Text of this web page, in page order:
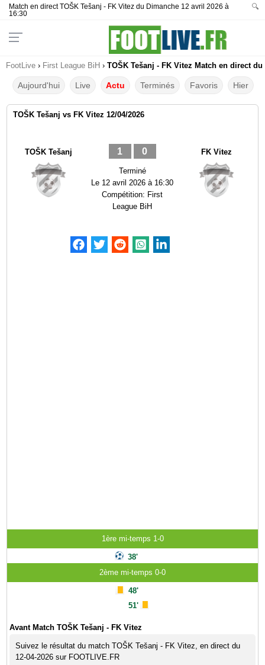
Match en direct TOŠK Tešanj - FK Vitez du Dimanche 12 avril 2026 à
16:30
🔍
FootLive › First League BiH › TOŠK Tešanj - FK Vitez Match en direct du
Aujourd'hui Live Actu Terminés Favoris Hier
TOŠK Tešanj vs FK Vitez 12/04/2026
TOŠK Tešanj 1 0
Terminé
Le 12 avril 2026 à 16:30
Compétition: First
League BiH
FK Vitez
1ère mi-temps 1-0
38'
2ème mi-temps 0-0
48'
51'
Avant Match TOŠK Tešanj - FK Vitez
Suivez le résultat du match TOŠK Tešanj - FK Vitez, en direct du
12-04-2026 sur FOOTLIVE.FR